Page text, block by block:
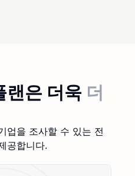
랜은 더욱 더
업을 조사할 수 있는 전
공합니다.